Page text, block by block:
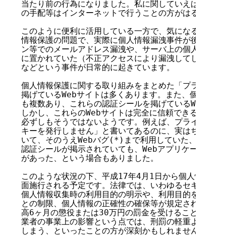
当たり前の行為になりました。私に関していえば、本
の手配等はインターネットで行うことの方がはるかに多
このように便利に活用している一方で、気になること
情報保護の問題で、実際に個人情報漏洩事件が後を絶
ン等でのメールアドレス漏洩や、サーバ上の個人情報
に置かれていた（不正アクセスにより漏洩してしまっ
などという事件が日常的に起きています。
個人情報保護に関する取り組みをまとめた「プライバ
掲げているWebサイトは多くあります。また、個人情報
も複数あり、これらの認証シールを掲げているWebサ
しかし、これらのWebサイトは完全に信頼できるか？
必ずしもそうではないようです。例えば、プライバシ
キーを発行しません」と書いてあるのに、実はちゃっ
いて、そのうえWebバグ(*)まで利用していた、という
認証シールが掲示されていても、Webアプリケーション
があった、という場合もありました。
このような状況の下、平成17年4月1日から個人情報保
面施行される予定です。法律では、いわゆるセキュリ
個人情報収集時の利用目的の明示や、利用目的を超え
との制限、個人情報の正確性の確保等が規定されてい
高6ヶ月の懲役または30万円の罰金を受けることがあり
業者の事業上の影響という点では、刑罰の軽重より、
しまう、といったことの方が深刻かもしれません。